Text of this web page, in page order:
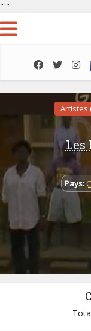
" "
Artistes
Les
Pays: